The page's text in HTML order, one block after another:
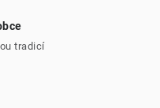
tradicí